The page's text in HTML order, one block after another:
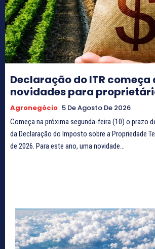
Declaração do ITR começa
novidades para
Agronegócio 5 De Agosto De 2026
Começa na próxima segunda-feira (10) o prazo
da Declaração do Imposto sobre a Propriedade
de 2026. Para este ano, uma novidade...